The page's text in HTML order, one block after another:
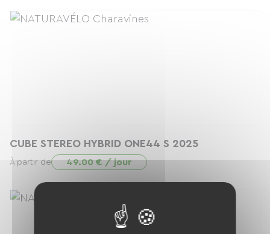
CUBE STEREO HYBRID ONE44 S 2025
À partir de 49.00 € / jour